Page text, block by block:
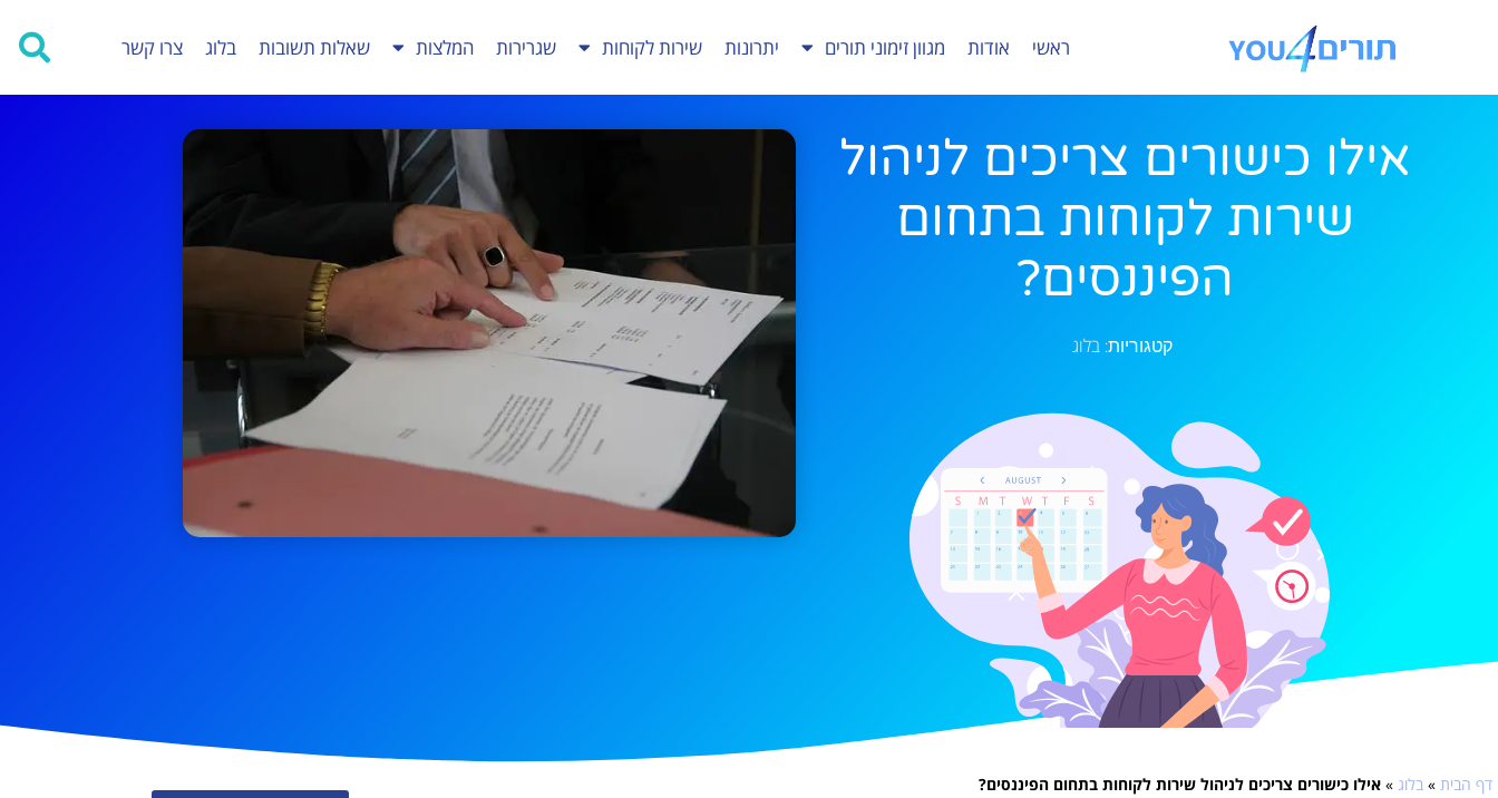
ראשי אודות מגוון זימוני תורים יתרונות שירות לקוחות שגרירות המלצות שאלות תשובות בלוג צרו קשר
אילו כישורים צריכים לניהול
שירות לקוחות בתחום
הפיננסים?
קטגוריות: בלוג
דף הבית » בלוג » אילו כישורים צריכים לניהול שירות לקוחות בתחום הפיננסים?